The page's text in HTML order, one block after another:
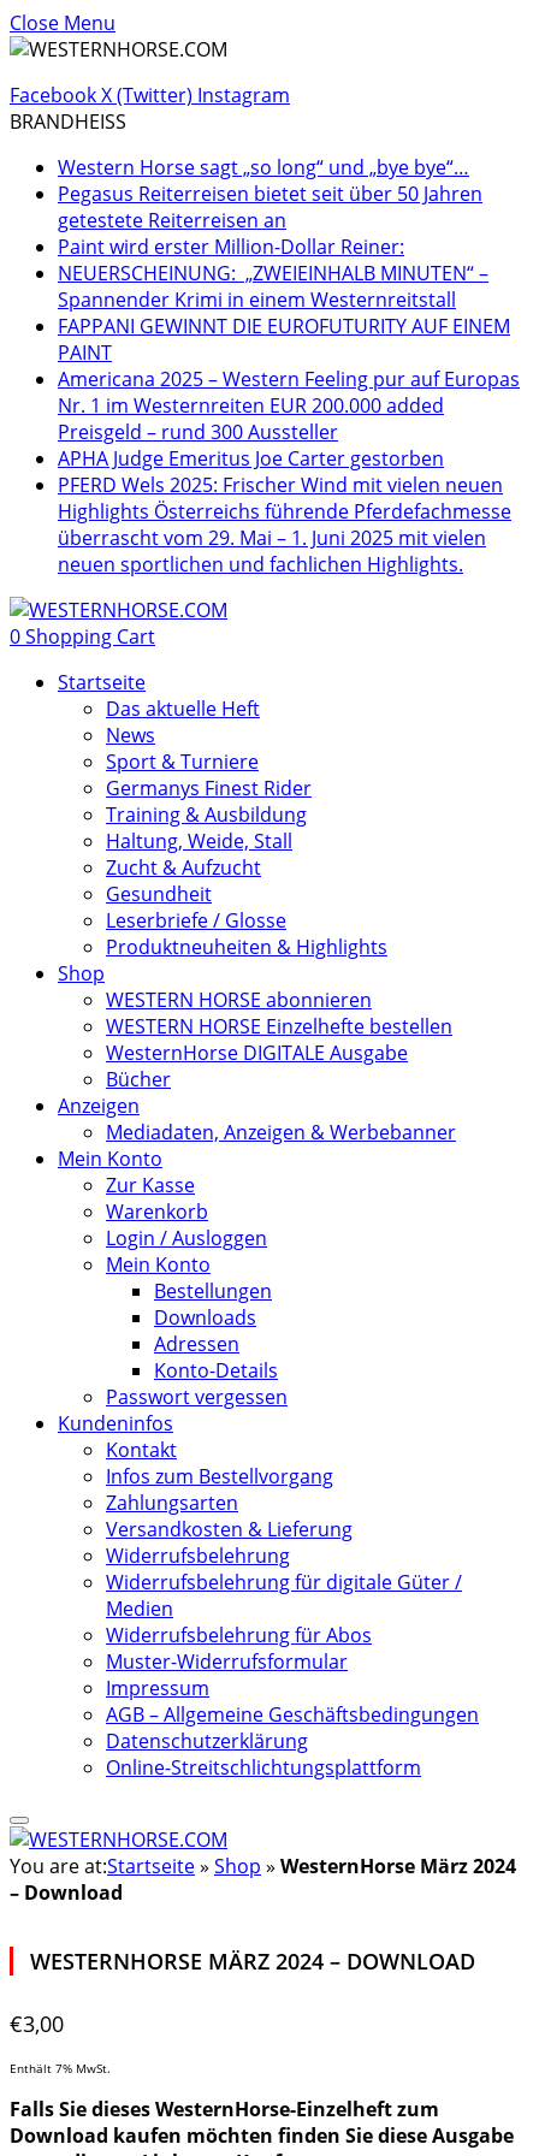
Close Menu
FacebookX (Twitter) Instagram
BRANDHEISS
Western Horse sagt „so long“ und „bye bye“…
Pegasus Reiterreisen bietet seit über 50 Jahren
getestete Reiterreisen an
Paint wird erster Million-Dollar Reiner:
NEUERSCHEINUNG: „ZWEIEINHALB MINUTEN“ –
Spannender Krimi in einem Westernreitstall
FAPPANI GEWINNT DIE EUROFUTURITY AUF EINEM
PAINT
Americana 2025 – Western Feeling pur auf Europas
Nr. 1 im Westernreiten EUR 200.000 added
Preisgeld – rund 300 Aussteller
APHA Judge Emeritus Joe Carter gestorben
PFERD Wels 2025: Frischer Wind mit vielen neuen
Highlights Österreichs führende Pferdefachmesse
überrascht vom 29. Mai – 1. Juni 2025 mit vielen
neuen sportlichen und fachlichen Highlights.
0Shopping Cart
Startseite
Das aktuelle Heft
News
Sport & Turniere
Germanys Finest Rider
Training & Ausbildung
Haltung, Weide, Stall
Zucht & Aufzucht
Gesundheit
Leserbriefe / Glosse
Produktneuheiten & Highlights
Shop
WESTERN HORSE abonnieren
WESTERN HORSE Einzelhefte bestellen
WesternHorse DIGITALE Ausgabe
Bücher
Anzeigen
Mediadaten, Anzeigen & Werbebanner
Mein Konto
Zur Kasse
Warenkorb
Login / Ausloggen
Mein Konto
Bestellungen
Downloads
Adressen
Konto-Details
Passwort vergessen
Kundeninfos
Kontakt
Infos zum Bestellvorgang
Zahlungsarten
Versandkosten & Lieferung
Widerrufsbelehrung
Widerrufsbelehrung für digitale Güter /
Medien
Widerrufsbelehrung für Abos
Muster-Widerrufsformular
Impressum
AGB – Allgemeine Geschäftsbedingungen
Datenschutzerklärung
Online-Streitschlichtungsplattform
You are at:Startseite» Shop » WesternHorse März 2024
– Download
WESTERNHORSE MÄRZ 2024 – DOWNLOAD
€3,00
Enthält 7% MwSt.
Falls Sie dieses WesternHorse-Einzelheft zum
Download kaufen möchten finden Sie diese Ausgabe